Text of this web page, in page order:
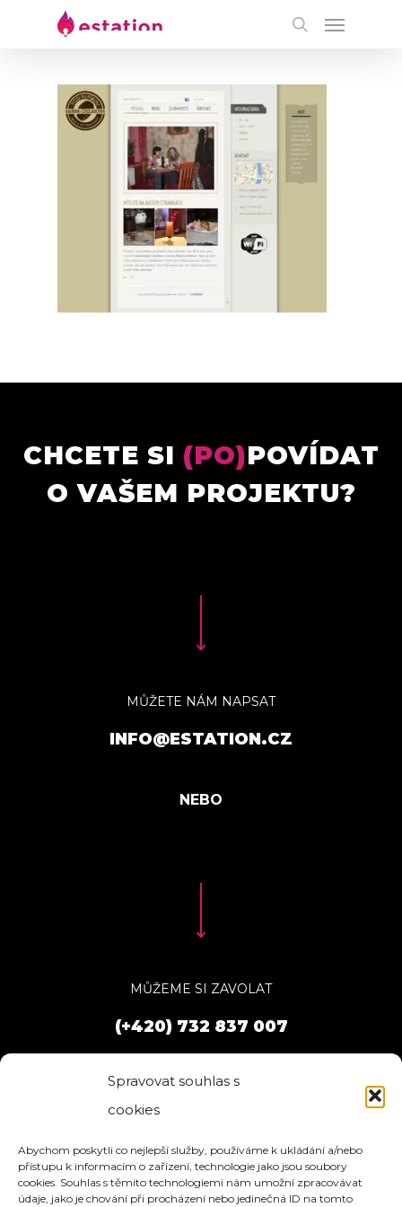
Spravovat souhlas s
cookies
Abychom poskytli co nejlepší služby, používáme k ukládání a/nebo
přístupu k informacím o zařízení, technologie jako jsou soubory
cookies. Souhlas s těmito technologiemi nám umožní zpracovávat
údaje, jako je chování při procházení nebo jedinečná ID na tomto
CHCETE SI (PO)POVÍDAT
O VAŠEM PROJEKTU?
MŮŽETE NÁM NAPSAT
INFO@ESTATION.CZ
MŮŽEME SI ZAVOLAT
(+420) 732 837 007